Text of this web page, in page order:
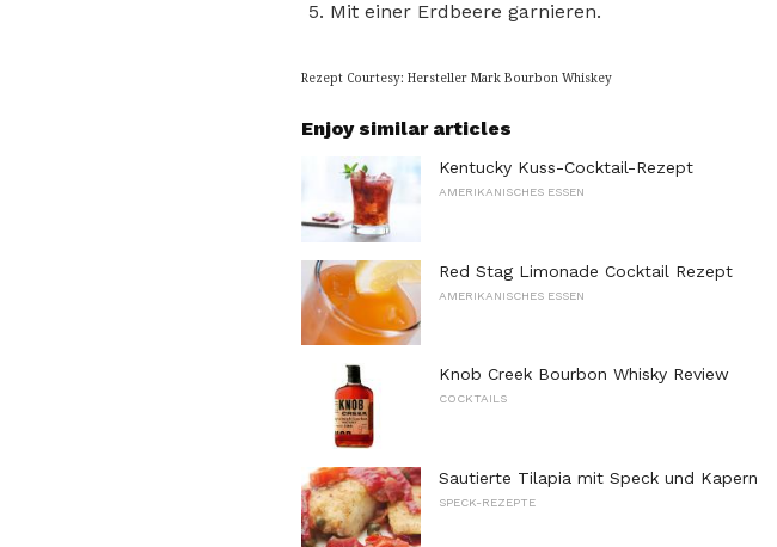
Mit einer Erdbeere garnieren.
Rezept Courtesy: Hersteller Mark Bourbon Whiskey
Enjoy similar articles
Kentucky Kuss-Cocktail-Rezept
AMERIKANISCHES ESSEN
Red Stag Limonade Cocktail Rezept
AMERIKANISCHES ESSEN
Knob Creek Bourbon Whisky Review
COCKTAILS
Sautierte Tilapia mit Speck und Kapern
SPECK-REZEPTE